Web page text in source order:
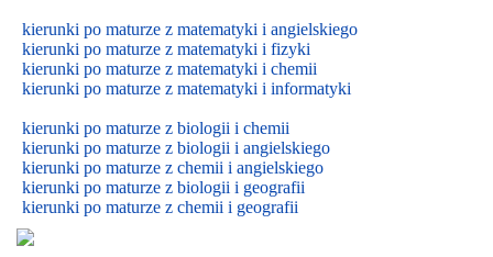
kierunki po maturze z matematyki i angielskiego
kierunki po maturze z matematyki i fizyki
kierunki po maturze z matematyki i chemii
kierunki po maturze z matematyki i informatyki
kierunki po maturze z biologii i chemii
kierunki po maturze z biologii i angielskiego
kierunki po maturze z chemii i angielskiego
kierunki po maturze z biologii i geografii
kierunki po maturze z chemii i geografii